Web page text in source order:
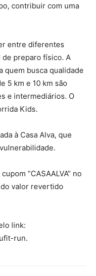
contribuir com uma
entre diferentes
preparo físico. A
quem busca qualidade
5 km e 10 km são
e intermediários. O
Kids.
à Casa Alva, que
“CASAALVA” no
valor revertido
link:
run.